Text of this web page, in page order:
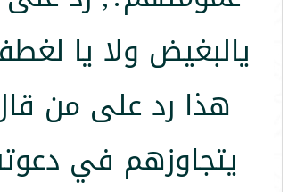
يالبغيض ولا يا
هذا رد على من
يتجاوزهم في